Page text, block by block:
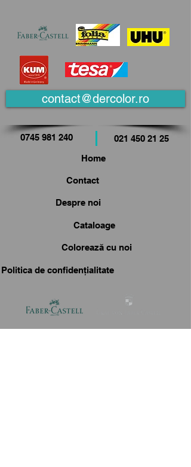
contact@dercolor.ro
0745 981 240
021 450 21 25
Home
Contact
Despre noi
Cataloage
Colorează cu noi
Politica de confidențialitate